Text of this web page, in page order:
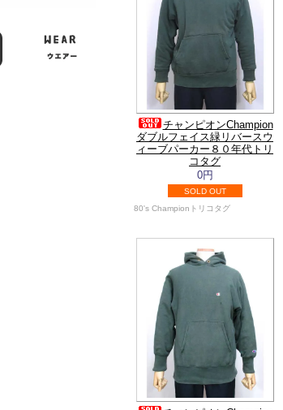
チャンピオンChampion
ダブルフェイス緑リバースウ
ィーブパーカー８０年代トリ
コタグ
0円
SOLD OUT
80's Championトリコタグ